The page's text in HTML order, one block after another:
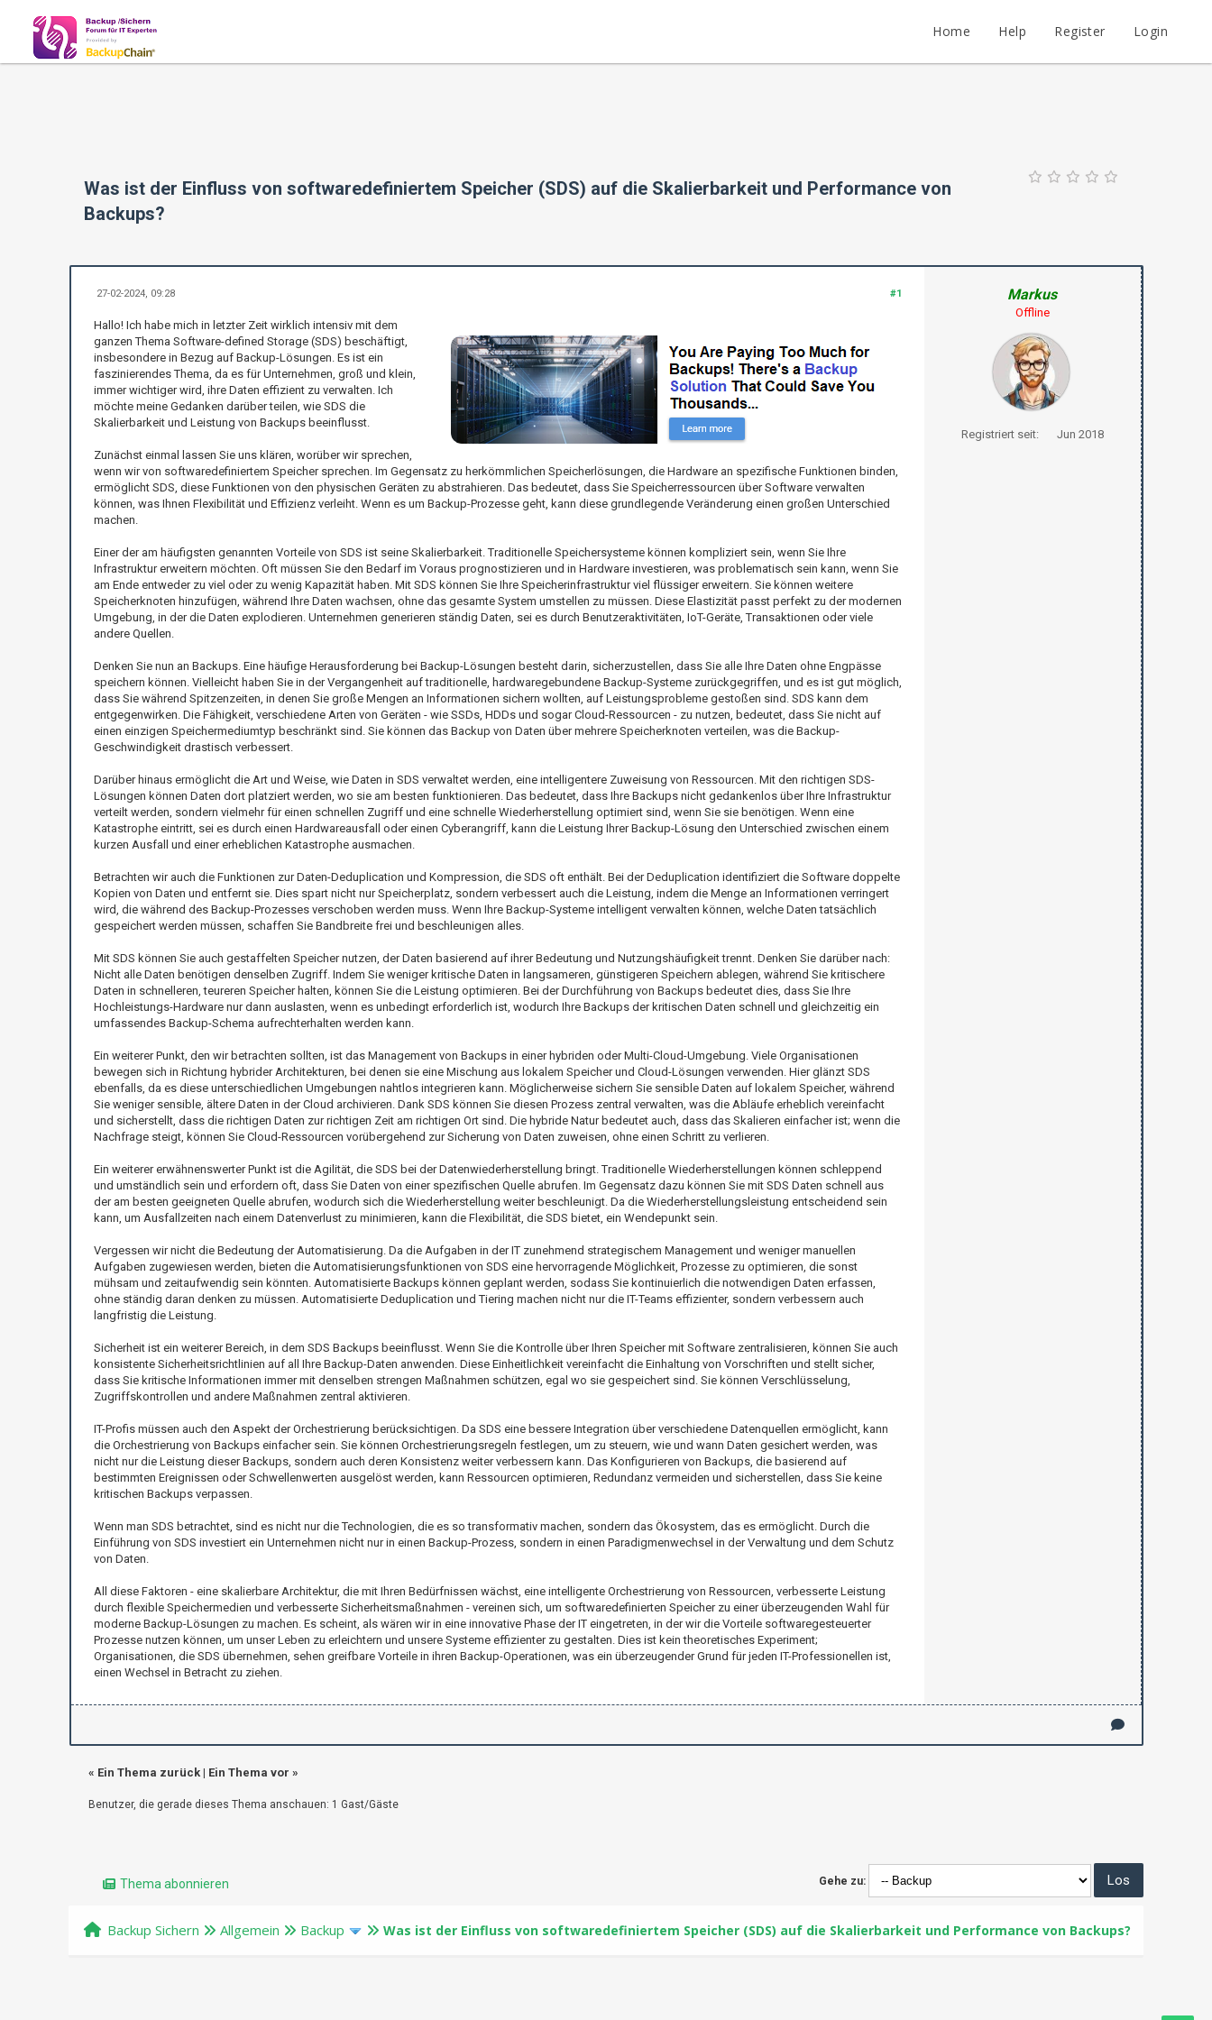
Home Help Register Login
Was ist der Einfluss von softwaredefiniertem Speicher (SDS) auf die Skalierbarkeit und Performance von
Backups?
#1
27-02-2024, 09:28
Hallo! Ich habe mich in letzter Zeit wirklich intensiv mit dem
ganzen Thema Software-defined Storage (SDS) beschäftigt,
insbesondere in Bezug auf Backup-Lösungen. Es ist ein
faszinierendes Thema, da es für Unternehmen, groß und klein,
immer wichtiger wird, ihre Daten effizient zu verwalten. Ich
möchte meine Gedanken darüber teilen, wie SDS die
Skalierbarkeit und Leistung von Backups beeinflusst.
Zunächst einmal lassen Sie uns klären, worüber wir sprechen,
wenn wir von softwaredefiniertem Speicher sprechen. Im Gegensatz zu herkömmlichen Speicherlösungen, die Hardware an spezifische Funktionen binden,
ermöglicht SDS, diese Funktionen von den physischen Geräten zu abstrahieren. Das bedeutet, dass Sie Speicherressourcen über Software verwalten
können, was Ihnen Flexibilität und Effizienz verleiht. Wenn es um Backup-Prozesse geht, kann diese grundlegende Veränderung einen großen Unterschied
machen.
Einer der am häufigsten genannten Vorteile von SDS ist seine Skalierbarkeit. Traditionelle Speichersysteme können kompliziert sein, wenn Sie Ihre
Infrastruktur erweitern möchten. Oft müssen Sie den Bedarf im Voraus prognostizieren und in Hardware investieren, was problematisch sein kann, wenn Sie
am Ende entweder zu viel oder zu wenig Kapazität haben. Mit SDS können Sie Ihre Speicherinfrastruktur viel flüssiger erweitern. Sie können weitere
Speicherknoten hinzufügen, während Ihre Daten wachsen, ohne das gesamte System umstellen zu müssen. Diese Elastizität passt perfekt zu der modernen
Umgebung, in der die Daten explodieren. Unternehmen generieren ständig Daten, sei es durch Benutzeraktivitäten, IoT-Geräte, Transaktionen oder viele
andere Quellen.
Denken Sie nun an Backups. Eine häufige Herausforderung bei Backup-Lösungen besteht darin, sicherzustellen, dass Sie alle Ihre Daten ohne Engpässe
speichern können. Vielleicht haben Sie in der Vergangenheit auf traditionelle, hardwaregebundene Backup-Systeme zurückgegriffen, und es ist gut möglich,
dass Sie während Spitzenzeiten, in denen Sie große Mengen an Informationen sichern wollten, auf Leistungsprobleme gestoßen sind. SDS kann dem
entgegenwirken. Die Fähigkeit, verschiedene Arten von Geräten - wie SSDs, HDDs und sogar Cloud-Ressourcen - zu nutzen, bedeutet, dass Sie nicht auf
einen einzigen Speichermediumtyp beschränkt sind. Sie können das Backup von Daten über mehrere Speicherknoten verteilen, was die Backup-
Geschwindigkeit drastisch verbessert.
Darüber hinaus ermöglicht die Art und Weise, wie Daten in SDS verwaltet werden, eine intelligentere Zuweisung von Ressourcen. Mit den richtigen SDS-
Lösungen können Daten dort platziert werden, wo sie am besten funktionieren. Das bedeutet, dass Ihre Backups nicht gedankenlos über Ihre Infrastruktur
verteilt werden, sondern vielmehr für einen schnellen Zugriff und eine schnelle Wiederherstellung optimiert sind, wenn Sie sie benötigen. Wenn eine
Katastrophe eintritt, sei es durch einen Hardwareausfall oder einen Cyberangriff, kann die Leistung Ihrer Backup-Lösung den Unterschied zwischen einem
kurzen Ausfall und einer erheblichen Katastrophe ausmachen.
Betrachten wir auch die Funktionen zur Daten-Deduplication und Kompression, die SDS oft enthält. Bei der Deduplication identifiziert die Software doppelte
Kopien von Daten und entfernt sie. Dies spart nicht nur Speicherplatz, sondern verbessert auch die Leistung, indem die Menge an Informationen verringert
wird, die während des Backup-Prozesses verschoben werden muss. Wenn Ihre Backup-Systeme intelligent verwalten können, welche Daten tatsächlich
gespeichert werden müssen, schaffen Sie Bandbreite frei und beschleunigen alles.
Mit SDS können Sie auch gestaffelten Speicher nutzen, der Daten basierend auf ihrer Bedeutung und Nutzungshäufigkeit trennt. Denken Sie darüber nach:
Nicht alle Daten benötigen denselben Zugriff. Indem Sie weniger kritische Daten in langsameren, günstigeren Speichern ablegen, während Sie kritischere
Daten in schnelleren, teureren Speicher halten, können Sie die Leistung optimieren. Bei der Durchführung von Backups bedeutet dies, dass Sie Ihre
Hochleistungs-Hardware nur dann auslasten, wenn es unbedingt erforderlich ist, wodurch Ihre Backups der kritischen Daten schnell und gleichzeitig ein
umfassendes Backup-Schema aufrechterhalten werden kann.
Ein weiterer Punkt, den wir betrachten sollten, ist das Management von Backups in einer hybriden oder Multi-Cloud-Umgebung. Viele Organisationen
bewegen sich in Richtung hybrider Architekturen, bei denen sie eine Mischung aus lokalem Speicher und Cloud-Lösungen verwenden. Hier glänzt SDS
ebenfalls, da es diese unterschiedlichen Umgebungen nahtlos integrieren kann. Möglicherweise sichern Sie sensible Daten auf lokalem Speicher, während
Sie weniger sensible, ältere Daten in der Cloud archivieren. Dank SDS können Sie diesen Prozess zentral verwalten, was die Abläufe erheblich vereinfacht
und sicherstellt, dass die richtigen Daten zur richtigen Zeit am richtigen Ort sind. Die hybride Natur bedeutet auch, dass das Skalieren einfacher ist; wenn die
Nachfrage steigt, können Sie Cloud-Ressourcen vorübergehend zur Sicherung von Daten zuweisen, ohne einen Schritt zu verlieren.
Ein weiterer erwähnenswerter Punkt ist die Agilität, die SDS bei der Datenwiederherstellung bringt. Traditionelle Wiederherstellungen können schleppend
und umständlich sein und erfordern oft, dass Sie Daten von einer spezifischen Quelle abrufen. Im Gegensatz dazu können Sie mit SDS Daten schnell aus
der am besten geeigneten Quelle abrufen, wodurch sich die Wiederherstellung weiter beschleunigt. Da die Wiederherstellungsleistung entscheidend sein
kann, um Ausfallzeiten nach einem Datenverlust zu minimieren, kann die Flexibilität, die SDS bietet, ein Wendepunkt sein.
Vergessen wir nicht die Bedeutung der Automatisierung. Da die Aufgaben in der IT zunehmend strategischem Management und weniger manuellen
Aufgaben zugewiesen werden, bieten die Automatisierungsfunktionen von SDS eine hervorragende Möglichkeit, Prozesse zu optimieren, die sonst
mühsam und zeitaufwendig sein könnten. Automatisierte Backups können geplant werden, sodass Sie kontinuierlich die notwendigen Daten erfassen,
ohne ständig daran denken zu müssen. Automatisierte Deduplication und Tiering machen nicht nur die IT-Teams effizienter, sondern verbessern auch
langfristig die Leistung.
Sicherheit ist ein weiterer Bereich, in dem SDS Backups beeinflusst. Wenn Sie die Kontrolle über Ihren Speicher mit Software zentralisieren, können Sie auch
konsistente Sicherheitsrichtlinien auf all Ihre Backup-Daten anwenden. Diese Einheitlichkeit vereinfacht die Einhaltung von Vorschriften und stellt sicher,
dass Sie kritische Informationen immer mit denselben strengen Maßnahmen schützen, egal wo sie gespeichert sind. Sie können Verschlüsselung,
Zugriffskontrollen und andere Maßnahmen zentral aktivieren.
IT-Profis müssen auch den Aspekt der Orchestrierung berücksichtigen. Da SDS eine bessere Integration über verschiedene Datenquellen ermöglicht, kann
die Orchestrierung von Backups einfacher sein. Sie können Orchestrierungsregeln festlegen, um zu steuern, wie und wann Daten gesichert werden, was
nicht nur die Leistung dieser Backups, sondern auch deren Konsistenz weiter verbessern kann. Das Konfigurieren von Backups, die basierend auf
bestimmten Ereignissen oder Schwellenwerten ausgelöst werden, kann Ressourcen optimieren, Redundanz vermeiden und sicherstellen, dass Sie keine
kritischen Backups verpassen.
Wenn man SDS betrachtet, sind es nicht nur die Technologien, die es so transformativ machen, sondern das Ökosystem, das es ermöglicht. Durch die
Einführung von SDS investiert ein Unternehmen nicht nur in einen Backup-Prozess, sondern in einen Paradigmenwechsel in der Verwaltung und dem Schutz
von Daten.
All diese Faktoren - eine skalierbare Architektur, die mit Ihren Bedürfnissen wächst, eine intelligente Orchestrierung von Ressourcen, verbesserte Leistung
durch flexible Speichermedien und verbesserte Sicherheitsmaßnahmen - vereinen sich, um softwaredefinierten Speicher zu einer überzeugenden Wahl für
moderne Backup-Lösungen zu machen. Es scheint, als wären wir in eine innovative Phase der IT eingetreten, in der wir die Vorteile softwaregesteuerter
Prozesse nutzen können, um unser Leben zu erleichtern und unsere Systeme effizienter zu gestalten. Dies ist kein theoretisches Experiment;
Organisationen, die SDS übernehmen, sehen greifbare Vorteile in ihren Backup-Operationen, was ein überzeugender Grund für jeden IT-Professionellen ist,
einen Wechsel in Betracht zu ziehen.
Markus
Offline
Registriert seit: Jun 2018
« Ein Thema zurück| Ein Thema vor »
Benutzer, die gerade dieses Thema anschauen: 1 Gast/Gäste
Thema abonnieren Gehe zu:
Backup Sichern Allgemein Backup Was ist der Einfluss von softwaredefiniertem Speicher (SDS) auf die Skalierbarkeit und Performance von Backups?